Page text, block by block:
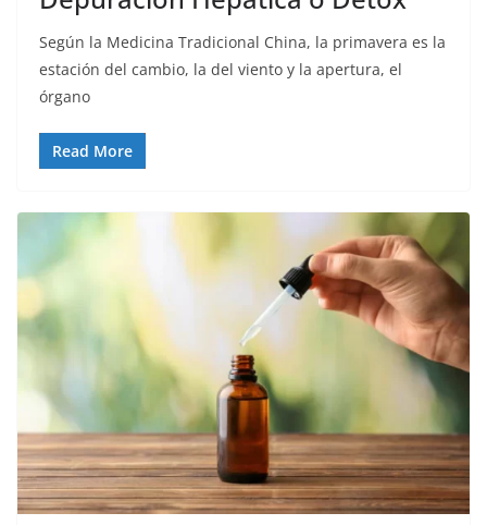
Según la Medicina Tradicional China, la primavera es la
estación del cambio, la del viento y la apertura, el
órgano
Read More